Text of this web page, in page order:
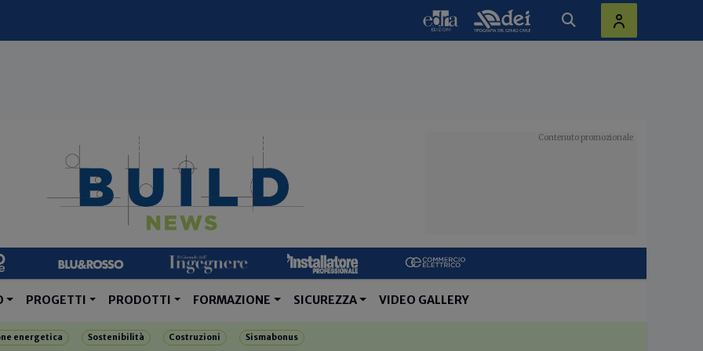
PROGETTI PRODOTTI FORMAZIONE SICUREZZA VIDEO GALLERY
energetica Sostenibilità Costruzioni Sismabonus